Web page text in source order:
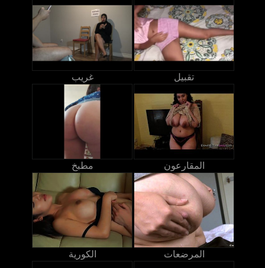
غريب تقبيل
مطبخ المقارعون
الكورية المرضعات